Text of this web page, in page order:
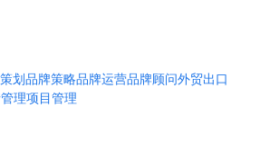
划品牌策略品牌运营品牌顾问外贸出口
理项目管理